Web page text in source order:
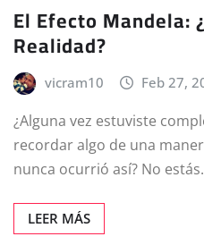
El Efecto Mandela:
Realidad?
vicram10 Feb 27,
¿Alguna vez estuviste
recordar algo de una
nunca ocurrió así? No
LEER MÁS